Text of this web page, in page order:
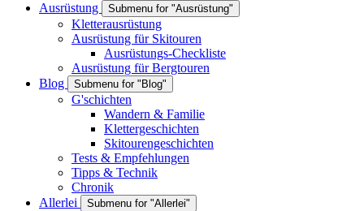
Ausrüstung
Submenu for "Ausrüstung"
Kletterausrüstung
Ausrüstung für Skitouren
Ausrüstungs-Checkliste
Ausrüstung für Bergtouren
Blog
Submenu for "Blog"
G'schichten
Wandern & Familie
Klettergeschichten
Skitourengeschichten
Tests & Empfehlungen
Tipps & Technik
Chronik
Allerlei
Submenu for "Allerlei"